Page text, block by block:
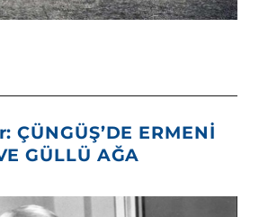
ÇÜNGÜŞ’DE ERMENİ
GÜLLÜ AĞA